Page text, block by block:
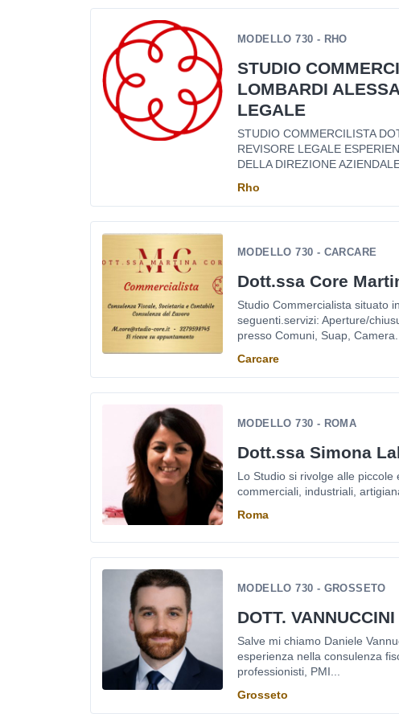
MODELLO 730 - RHO
STUDIO
LOMBARDI
LEGALE
STUDIO COMMERCILISTA
REVISORE LEGALE
DELLA DIREZIONE
Rho
MODELLO 730 - CARCARE
Dott.ssa Core
Studio Commercialista situato
seguenti.servizi: Aperture/
presso Comuni, Suap, Camera...
Carcare
MODELLO 730 - ROMA
Dott.ssa Simona
Lo Studio si rivolge alle
commerciali, industriali,
Roma
MODELLO 730 - GROSSETO
DOTT.
Salve mi chiamo Daniele
esperienza nella consulenza
professionisti, PMI...
Grosseto